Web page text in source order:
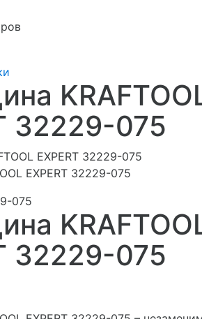
32229-075
EXPERT 32229-075
075
32229-075